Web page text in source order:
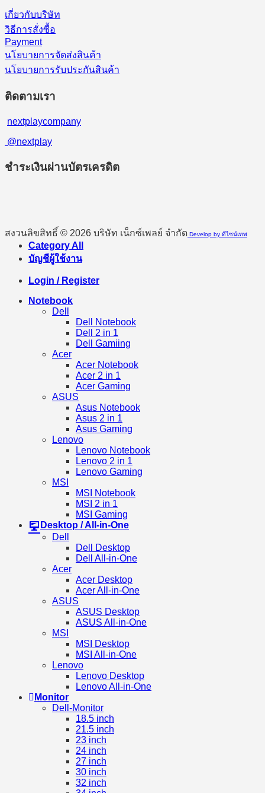
เกี่ยวกับบริษัท
วิธีการสั่งซื้อ
Payment
นโยบายการจัดส่งสินค้า
นโยบายการรับประกันสินค้า
ติดตามเรา
nextplaycompany
@nextplay
ชำระเงินผ่านบัตรเครดิต
สงวนลิขสิทธิ์ © 2026 บริษัท เน็กซ์เพลย์ จำกัด Develop by ดีไซน์เทพ
Category All
บัญชีผู้ใช้งาน
Login / Register
Notebook
Dell
Dell Notebook
Dell 2 in 1
Dell Gamiing
Acer
Acer Notebook
Acer 2 in 1
Acer Gaming
ASUS
Asus Notebook
Asus 2 in 1
Asus Gaming
Lenovo
Lenovo Notebook
Lenovo 2 in 1
Lenovo Gaming
MSI
MSI Notebook
MSI 2 in 1
MSI Gaming
Desktop / All-in-One
Dell
Dell Desktop
Dell All-in-One
Acer
Acer Desktop
Acer All-in-One
ASUS
ASUS Desktop
ASUS All-in-One
MSI
MSI Desktop
MSI All-in-One
Lenovo
Lenovo Desktop
Lenovo All-in-One
Monitor
Dell-Monitor
18.5 inch
21.5 inch
23 inch
24 inch
27 inch
30 inch
32 inch